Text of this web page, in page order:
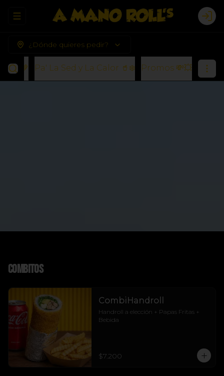
Abrir menu de navegación
¿Dónde quieres pedir?
🍪🤎 Pa' La Sed y La Calor 🥤❄️ Promos 💸💥
Combitos
CombiHandroll
Handroll a elección + Papas Fritas +
Bebida
$7.200